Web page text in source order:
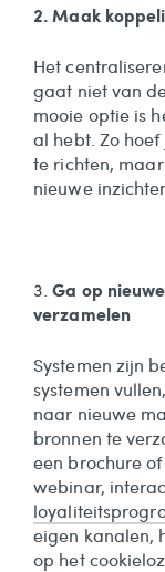
2. Maak
Het
gaat niet van
mooie optie is
al hebt. Zo
te richten,
nieuwe
3.Ga op
verzamelen
Systemen zijn
systemen
naar nieuwe
bronnen te
een brochure
webinar,
eigen kanalen,
op het